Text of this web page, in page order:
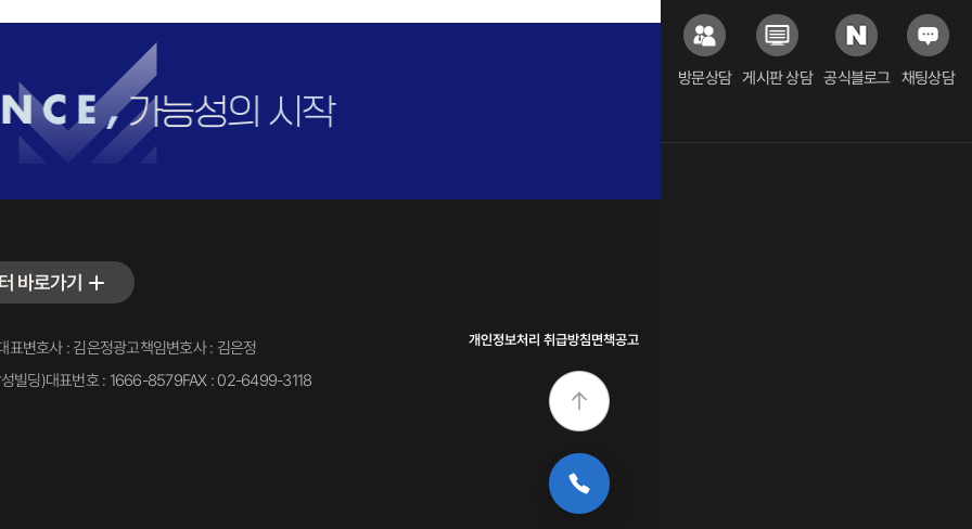
방문상담 게시판 상담 공식블로그 채팅상담
바로가기
표변호사 : 김은정광고책임변호사 : 김은정
빌딩)대표번호 : 1666-8579FAX : 02-6499-3118
개인정보처리 취급방침면책공고